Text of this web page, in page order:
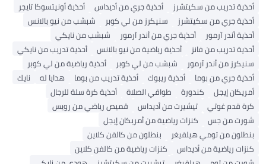
أحذية تدريب من سكيتشرز
أحذية جري من أديداس
أحذية أونيتسوكا تايجر
أحذية جري من سكيتشرز
سنيكرز من لي كوبر
شبشب من نيو بالانس
أحذية أندر آرمور
أحذية جري من أندر آرمور
شبشب من نايكي
أحذية تدريب من فانز
أحذية رياضية من نيو بالانس
أحذية تدريب من نايكي
سنيكرز من أندر آرمور
شبشب من لي كوبر
أحذية رياضية من لي كوبر
أحذية جري من بوما
أحذية ريبوك أحذية تدريب من بوما هدايا له
نايك
أمريكان إيجل
كندورة طواقي الصلاة
أحذية كرة سلة للرجال
كرة قدم غوتي
تيشيرت من أديداس
قميص رياضي من رويس
شورت من جس
كنزات رياضية من أمريكان إيجل
بنطلون من تومي هيلفيغر
بنطلون من كالفن كلاين
كنزات رياضية من أديداس
كنزات رياضية من كالفن كلاين